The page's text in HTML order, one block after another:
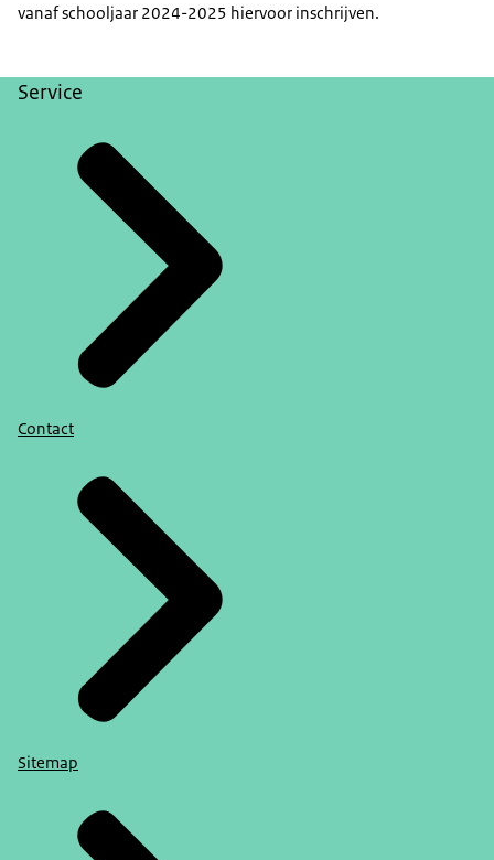
vanaf schooljaar 2024-2025 hiervoor inschrijven.
Service
Contact
Sitemap